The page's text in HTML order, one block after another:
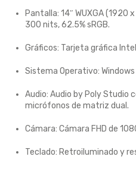
Pantalla: 14″ WUXGA
300 nits, 62.5% sRGB.
Gráficos: Tarjeta gráfica
Sistema Operativo: Windows
Audio: Audio by Poly Studio
micrófonos de matriz dual.
Cámara: Cámara FHD de
Teclado: Retroiluminado y